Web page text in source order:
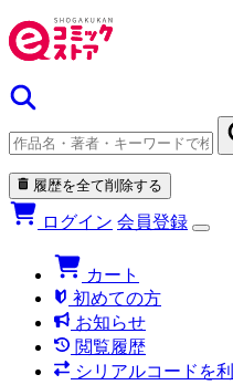
履歴を全て削除する
ログイン 会員登録
カート
初めての方
お知らせ
閲覧履歴
シリアルコードを